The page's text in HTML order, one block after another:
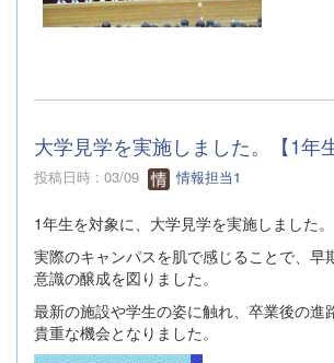
大学見学を実施しました。【1年
投稿日時 : 03/09 情報担当1
1年生を対象に、大学見学を実施しました。
実際のキャンパスを肌で感じることで、早
意識の醸成を図りました。
最新の施設や学生の姿に触れ、卒業後の進
貴重な機会となりました。